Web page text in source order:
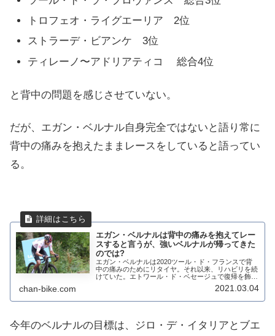
トロフェオ・ライグエーリア 2位
ストラーデ・ビアンケ 3位
ティレーノ〜アドリアティコ 総合4位
と背中の問題を感じさせていない。
だが、エガン・ベルナル自身完全ではないと語り常に
背中の痛みを抱えたままレースをしていると語ってい
る。
エガン・ベルナルは背中の痛みを抱えてレー
スすると言うが、強いベルナルが帰ってきた
のでは?
エガン・ベルナルは2020ツール・ド・フランスで背
中の痛みのためにリタイヤ。それ以来、リハビリを続
けていた。エトワール・ド・ベセージュで復帰を飾っ
たが、あまり目立つことなく総合64位で終えている。
だが、続くツール・ド・ラ・プロヴァンスでは逃...
chan-bike.com 2021.03.04
今年のベルナルの目標は、ジロ・デ・イタリアとブエ